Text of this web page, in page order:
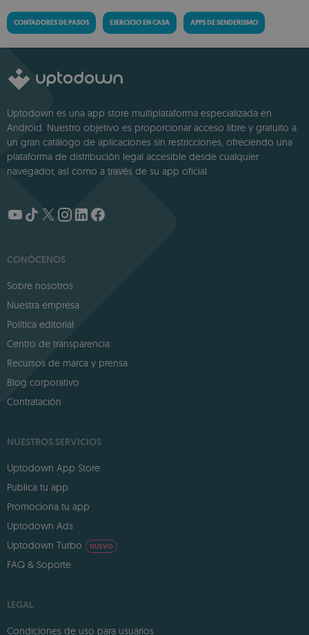
CONTADORES DE PASOS EJERCICIO EN CASA APPS DE SENDERISMO
Uptodown es una app store multiplataforma especializada en
Android. Nuestro objetivo es proporcionar acceso libre y gratuito a
un gran catálogo de aplicaciones sin restricciones, ofreciendo una
plataforma de distribución legal accesible desde cualquier
navegador, así como a través de su app oficial.
CONÓCENOS
Sobre nosotros
Nuestra empresa
Política editorial
Centro de transparencia
Recursos de marca y prensa
Blog corporativo
Contratación
NUESTROS SERVICIOS
Uptodown App Store
Publica tu app
Promociona tu app
Uptodown Ads
Uptodown Turbo
NUEVO
FAQ & Soporte
LEGAL
Condiciones de uso para usuarios